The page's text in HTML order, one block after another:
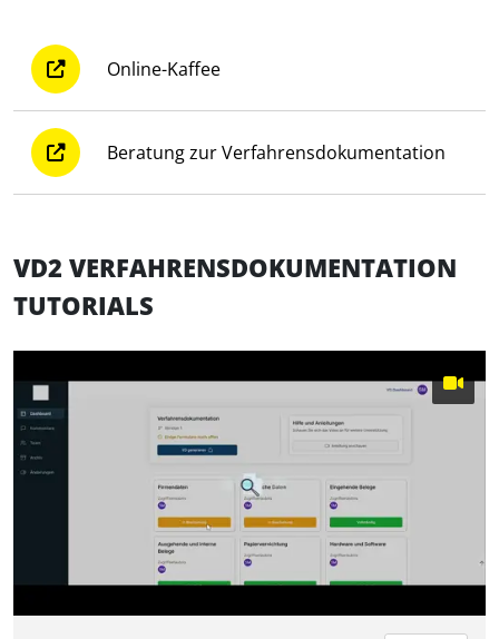
Online-Kaffee
Beratung zur Verfahrensdokumentation
VD2 VERFAHRENSDOKUMENTATION
TUTORIALS